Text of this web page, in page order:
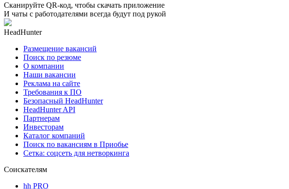
Сканируйте QR-код, чтобы скачать приложение
И чаты с работодателями всегда будут под рукой
HeadHunter
Размещение вакансий
Поиск по резюме
О компании
Наши вакансии
Реклама на сайте
Требования к ПО
Безопасный HeadHunter
HeadHunter API
Партнерам
Инвесторам
Каталог компаний
Поиск по вакансиям в Приобье
Сетка: соцсеть для нетворкинга
Соискателям
hh PRO